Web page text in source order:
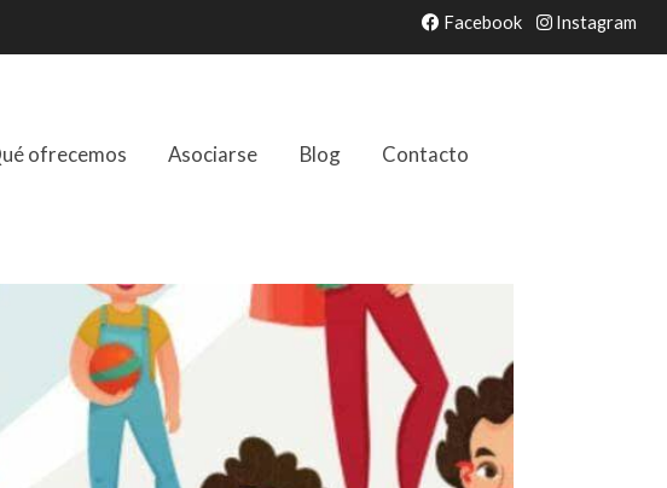
Facebook Instagram
ofrecemos Asociarse Blog Contacto